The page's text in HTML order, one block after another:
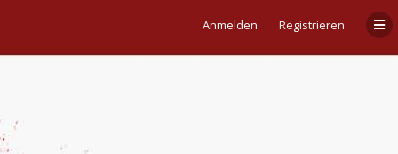
Anmelden Registrieren